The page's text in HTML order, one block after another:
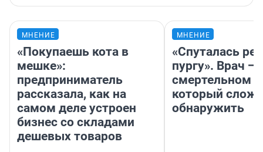
МНЕНИЕ
«Покупаешь кота в
мешке»:
предприниматель
рассказала, как на
самом деле устроен
бизнес со складами
дешевых товаров
МНЕНИЕ
«Спуталась
пургу». Врач —
смертельном
который
обнаружить